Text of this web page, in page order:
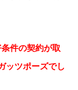
件の契約が取
ッツポーズでし